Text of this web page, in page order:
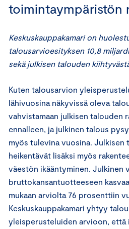
toimintaympäristön
Keskuskauppakamari on
talousarvioesityksen 10,8
sekä julkisen talouden
Kuten talousarvion
lähivuosina näkyvissä oleva
vahvistamaan julkisen talouden
ennalleen, ja julkinen talous
myös tulevina vuosina.
heikentävät lisäksi myös
väestön ikääntyminen. Julkinen
bruttokansantuotteeseen
mukaan arviolta 76 prosenttiin
Keskuskauppakamari yhtyy
yleisperusteluiden arvioon, että